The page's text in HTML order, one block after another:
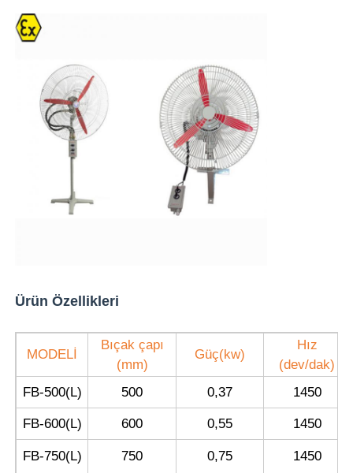
Ana sayfa
Ürünler
Hakkımızda
Teklif isteği
Patlama Korumalı Aydınlatma
Patlamaya Dayanıklı Alarm Işığı
Ürün Özellikleri
MODELİ
Bıçak çapı
(mm)
Güç(kw)
Hız
(dev/dak)
FB-500(L)
500 0,37 1450
FB-600(L) 600 0,55 1450
FB-750(L) 750 0,75 1450